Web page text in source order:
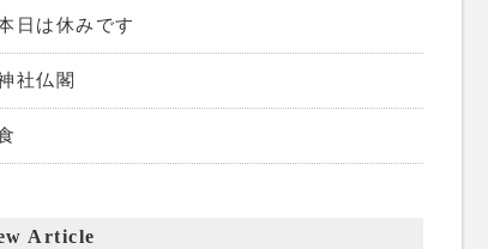
日は休みです
社仏閣
Article